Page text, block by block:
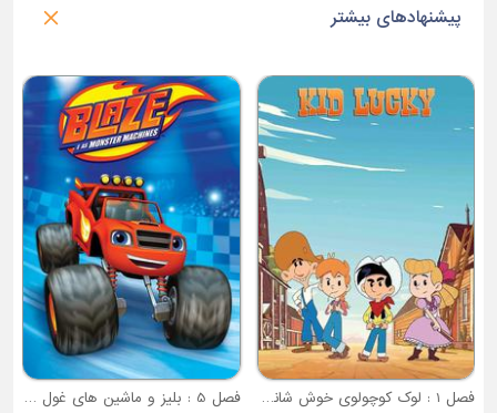
پیشنهادهای بیشتر
فصل 1 : لوک کوچولوی خوش شانس فصل 5 : بلیز و ماشین های غول پیکر
فصل 1 : خواهران گریم